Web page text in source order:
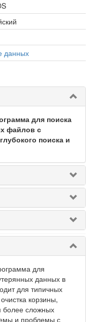
данных
для поиска
файлов с
поиска и
для
данных в
для типичных
корзины,
более сложных
и проблемы с